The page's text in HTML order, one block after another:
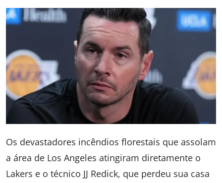
Os devastadores incêndios florestais que assolam
a área de Los Angeles atingiram diretamente o
Lakers e o técnico JJ Redick, que perdeu sua casa